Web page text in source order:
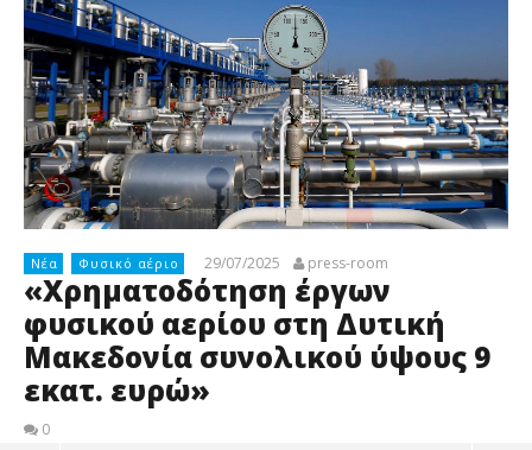
Νέα Φυσικό αέριο 29/07/2025 press-room
«Χρηματοδότηση έργων
φυσικού αερίου στη Δυτική
Μακεδονία συνολικού ύψους 9
εκατ. ευρώ»
0